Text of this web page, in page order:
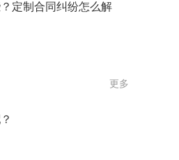
定制合同纠纷怎么解
更多